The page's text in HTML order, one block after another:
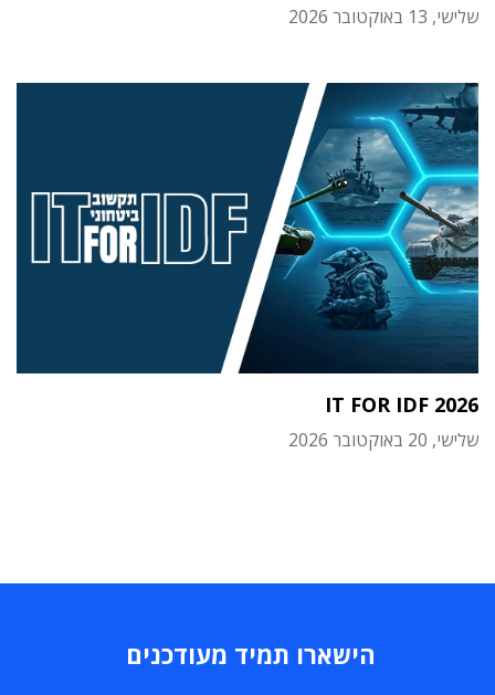
שלישי, 13 באוקטובר 2026
IT FOR IDF 2026
שלישי, 20 באוקטובר 2026
הישארו תמיד מעודכנים